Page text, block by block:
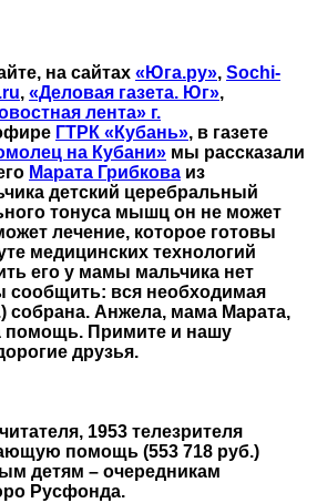
на сайтах «Юга.ру», Sochi-
, «Деловая газета. Юг»,
лента» г.
ГТРК «Кубань», в газете
на Кубани» мы рассказали
Марата Грибкова из
детский церебральный
тонуса мышц он не может
лечение, которое готовы
медицинских технологий
его у мамы мальчика нет
сообщить: вся необходимая
собрана. Анжела, мама Марата,
помощь. Примите и нашу
друзья.
1953 телезрителя
помощь (553 718 руб.)
детям – очередникам
Русфонда.